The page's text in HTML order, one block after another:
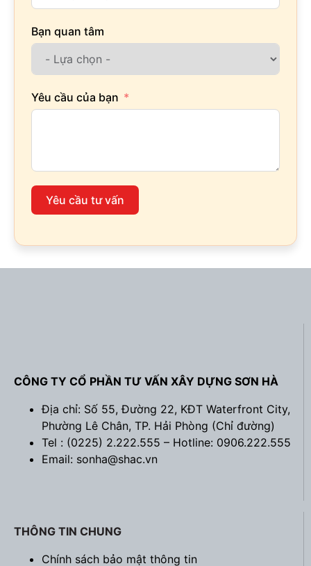
Bạn quan tâm
Yêu cầu của bạn
Yêu cầu tư vấn
CÔNG TY CỔ PHẦN TƯ VẤN XÂY DỰNG SƠN HÀ
Địa chỉ: Số 55, Đường 22, KĐT Waterfront City,
Phường Lê Chân, TP. Hải Phòng (Chỉ đường)
Tel : (0225) 2.222.555 – Hotline: 0906.222.555
Email: sonha@shac.vn
THÔNG TIN CHUNG
Chính sách bảo mật thông tin